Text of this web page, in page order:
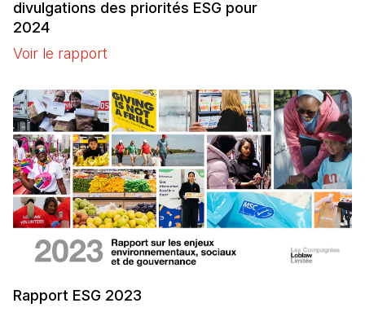
divulgations des priorités ESG pour
2024
Voir le rapport
Rapport ESG 2023